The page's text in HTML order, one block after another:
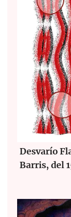
Desvarío
Barris, del